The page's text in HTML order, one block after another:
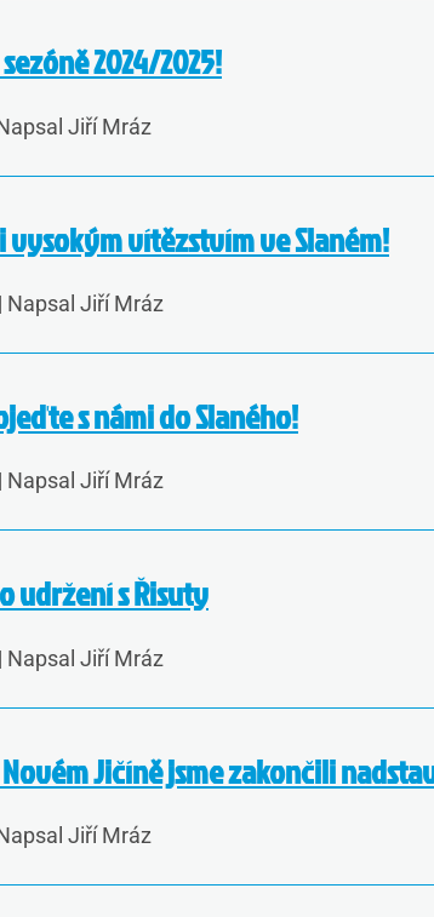
2024/2025!
Jiří Mráz
vítězstvím ve Slaném!
| Napsal Jiří Mráz
s námi do Slaného!
| Napsal Jiří Mráz
udržení s Řisuty
| Napsal Jiří Mráz
Jičíně jsme zakončili
Jiří Mráz